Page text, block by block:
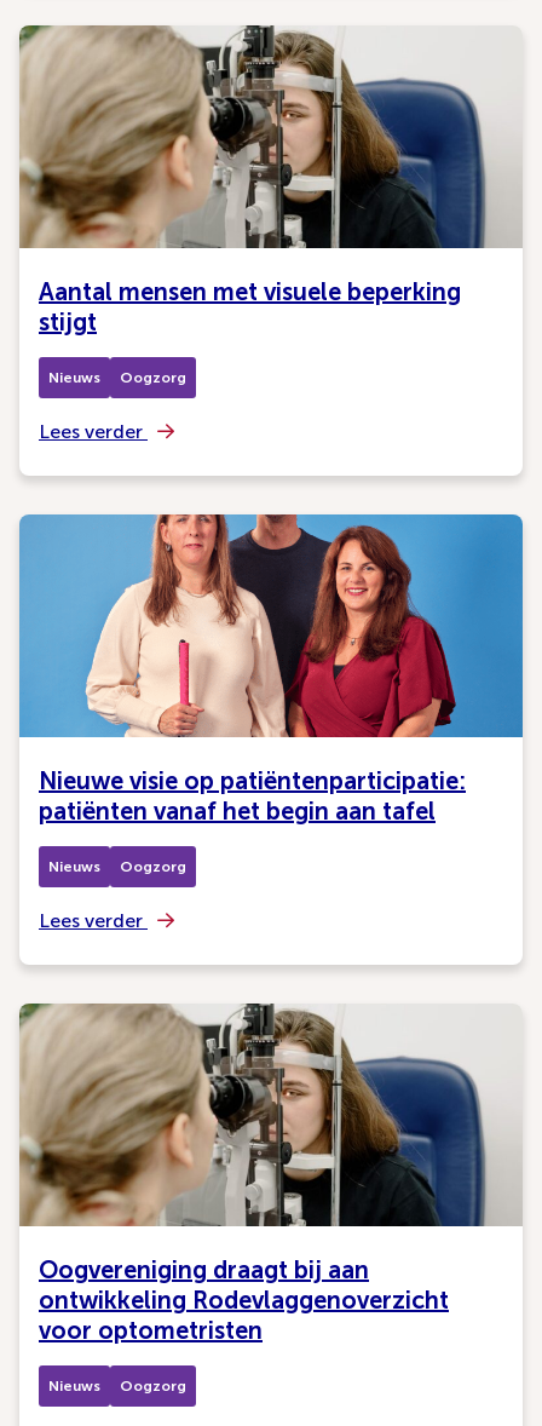
Aantal mensen met visuele beperking
stijgt
Nieuws Oogzorg
Lees verder
Nieuwe visie op patiëntenparticipatie:
patiënten vanaf het begin aan tafel
Nieuws Oogzorg
Lees verder
Oogvereniging draagt bij aan
ontwikkeling Rodevlaggenoverzicht
voor optometristen
Nieuws Oogzorg